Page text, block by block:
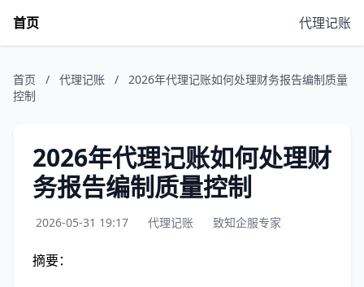
首页 代理记账
首页 / 代理记账 /
2026年代理记账如何处理财务报告编制质量
控制
2026年代理记账如何处理财
务报告编制质量控制
2026-05-31 19:17 代理记账 致知企服专家
摘要：